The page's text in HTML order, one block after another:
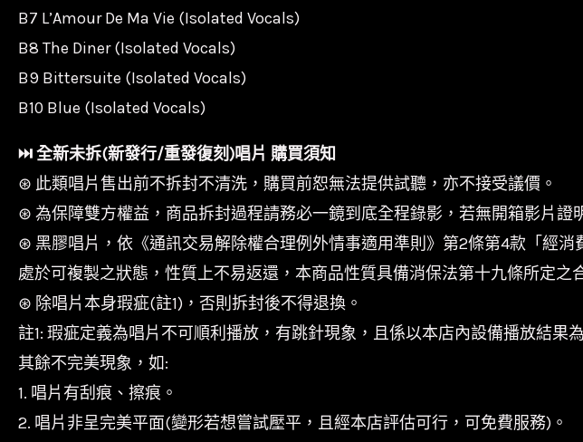
B7 L’Amour De Ma Vie (Isolated Vocals)
B8 The Diner (Isolated Vocals)
B9 Bittersuite (Isolated Vocals)
B10 Blue (Isolated Vocals)
⏭︎ 全新未拆(新發行/重發復刻)唱片 購買須知
⊛ 此類唱片售出前不拆封不清洗，購買前恕無法提供試聽，亦不接受議價。
⊛ 為保障雙方權益，商品拆封過程請務必一鏡到底全程錄影，若無開箱影片證
⊛ 黑膠唱片，依《通訊交易解除權合理例外情事適用準則》第2條第4款「經
處於可複製之狀態，性質上不易返還，本商品性質具備消保法第十九條所定
⊛ 除唱片本身瑕疵(註1)，否則拆封後不得退換。
註1: 瑕疵定義為唱片不可順利播放，有跳針現象，且係以本店內設備播放結果
其餘不完美現象，如:
1. 唱片有刮痕、擦痕。
2. 唱片非呈完美平面(變形若想嘗試壓平，且經本店評估可行，可免費服務)。